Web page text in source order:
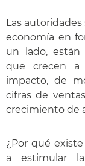
Las
economía en
un lado, están
que crecen
impacto, de
cifras de
crecimiento de
¿Por qué
a estimular